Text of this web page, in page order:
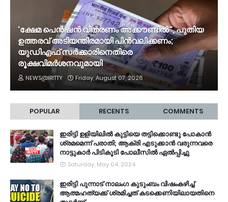
'ക്ഷേമ പെൻഷൻ വിതരണം അക്കൗണ്ടിൽ", പുതിയ
ഉത്തരവ് അടിയന്തിരമായി പിൻവലിക്കണം;
യുഡിഎഫ് സർക്കാരിനെതിരെ
രൂക്ഷവിമർശനവുമായി
NEWS@IRITTY Friday, August 07, 2026
POPULAR RECENTS COMMENTS
ഇരിട്ടി ഉളിയിലിൽ കുട്ടിയെ തട്ടിക്കൊണ്ടു പോകാൻ
ശ്രമമെന്ന് പരാതി; ആക്രി എടുക്കാൻ വരുന്നവരെ
നാട്ടുകാർ പിടികൂടി പോലീസിൽ ഏൽപ്പിച്ചു
Saturday, May 04, 2024
ഇരിട്ടി പുന്നാട് നാലംഗ കുടുംബം വിഷംകഴിച്ച്‌
ആത്മഹത്യക്ക് ശ്രമിച്ചത് കടക്കെണിയിലായതിനെ